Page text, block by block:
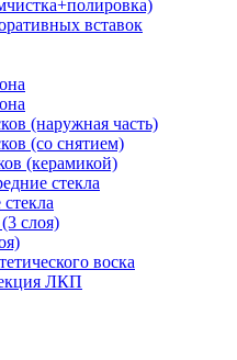
вставок
(наружная часть)
(со снятием)
(керамикой)
стекла
слоя)
воска
ЛКП